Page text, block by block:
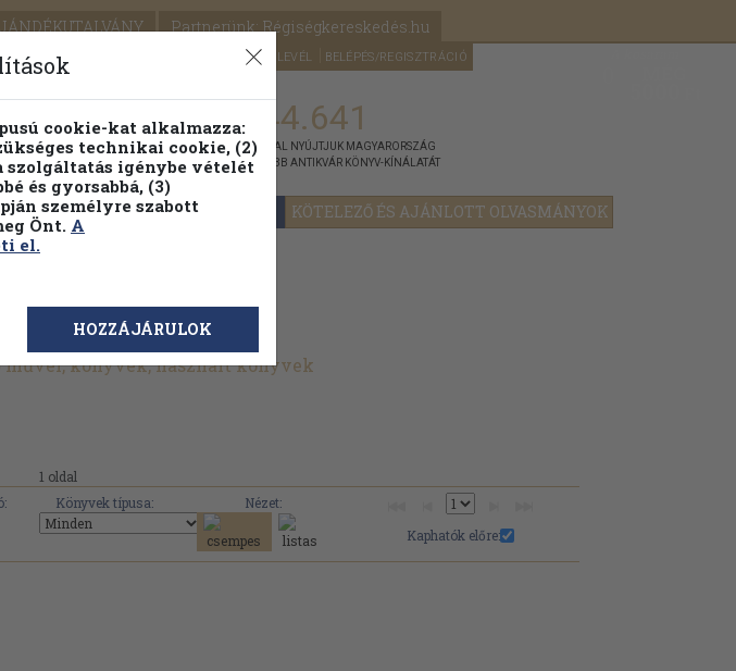
Partnerünk: Régiségkereskedés.hu
SEGÍTSÉG HÍRLEVÉL BELÉPÉS/REGISZTRÁCIÓ
FENNTARTHATÓ OLVASMÁNYOK KÖTELEZŐ ÉS AJÁNLOTT OLVASMÁNYOK
Témaköri fa 1.144.641
KIADVÁNNYAL NYÚJTJUK MAGYARORSZÁG
LEGNAGYOBB ANTIKVÁR KÖNYV-KÍNÁLATÁT
művei, könyvek, használt könyvek
1 oldal
Könyvek típusa:
Nézet:
Kaphatók előre:
cookie-kat alkalmazza:
technikai cookie, (2)
igénybe vételét
és gyorsabbá, (3)
személyre szabott
Önt. A
el.
HOZZÁJÁRULOK